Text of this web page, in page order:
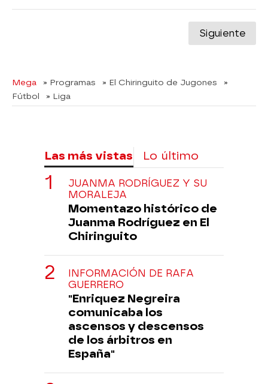
Siguiente
Mega » Programas » El Chiringuito de Jugones
»
Fútbol
» Liga
Las más vistas Lo último
JUANMA RODRÍGUEZ Y SU
MORALEJA
Momentazo histórico de
Juanma Rodríguez en El
Chiringuito
INFORMACIÓN DE RAFA
GUERRERO
"Enriquez Negreira
comunicaba los
ascensos y descensos
de los árbitros en
España"